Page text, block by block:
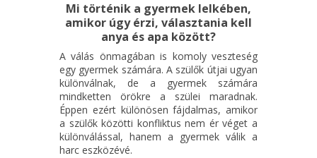
Mi történik a gyermek lelkében,
amikor úgy érzi, választania kell
anya és apa között?
A válás önmagában is komoly veszteség
egy gyermek számára. A szülők útjai ugyan
különválnak, de a gyermek számára
mindketten örökre a szülei maradnak.
Éppen ezért különösen fájdalmas, amikor
a szülők közötti konfliktus nem ér véget a
különválással, hanem a gyermek válik a
harc eszközévé.